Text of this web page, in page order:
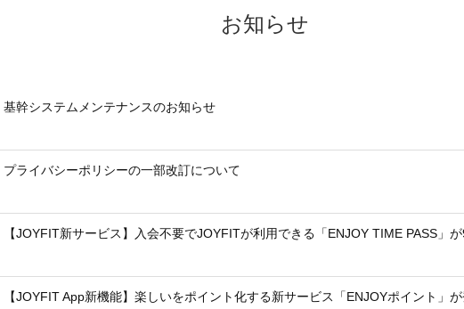
お知らせ
基幹システムメンテナンスのお知らせ
プライバシーポリシーの一部改訂について
【JOYFIT新サービス】入会不要でJOYFITが利用できる「ENJOY TIME PASS」
【JOYFIT App新機能】楽しいをポイント化する新サービス「ENJOYポイント」が